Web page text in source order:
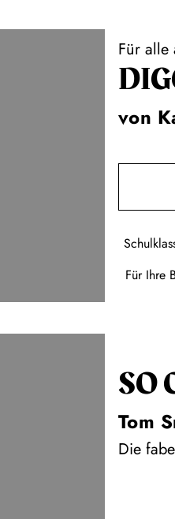
Für alle
von
Für Ihre
SO
Tom
Die